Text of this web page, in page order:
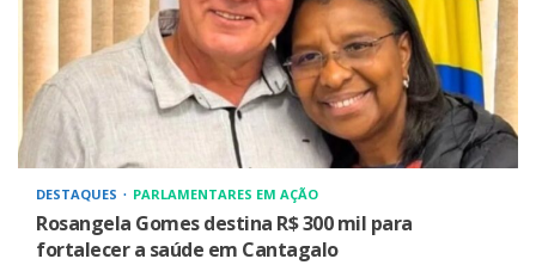
DESTAQUES PARLAMENTARES EM AÇÃO
Rosangela Gomes destina R$ 300 mil para
fortalecer a saúde em Cantagalo